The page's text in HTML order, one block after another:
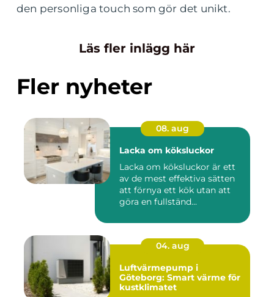
den personliga touch som gör det unikt.
Läs fler inlägg här
Fler nyheter
08. aug
Lacka om köksluckor
Lacka om köksluckor är ett
av de mest effektiva sätten
att förnya ett kök utan att
göra en fullständ...
04. aug
Luftvärmepump i
Göteborg: Smart värme för
kustklimatet